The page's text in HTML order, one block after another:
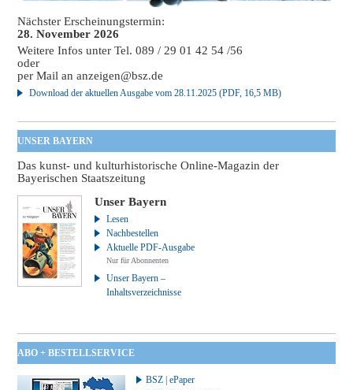
Nächster Erscheinungstermin:
28. November 2026
Weitere Infos unter Tel. 089 / 29 01 42 54 /56
oder
per Mail ananzeigen@bsz.de
Download der aktuellen Ausgabe vom 28.11.2025 (PDF, 16,5 MB)
UNSER BAYERN
Das kunst- und kulturhistorische Online-Magazin der
Bayerischen Staatszeitung
Unser Bayern
Lesen
Nachbestellen
Aktuelle PDF-Ausgabe
Nur für Abonnenten
Unser Bayern –
Inhaltsverzeichnisse
ABO + BESTELLSERVICE
BSZ | ePaper